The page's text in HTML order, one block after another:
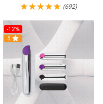
(692)
-12%
5